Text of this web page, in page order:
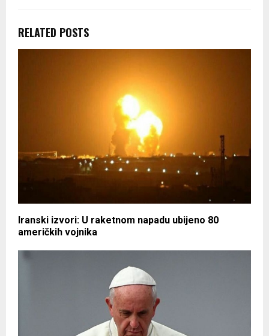
RELATED POSTS
Iranski izvori: U raketnom napadu ubijeno 80
američkih vojnika